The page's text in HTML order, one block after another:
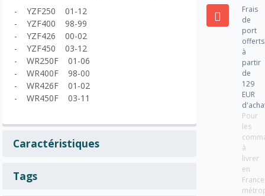
- YZF250 01-12
- YZF400 98-99
- YZF426 00-02
- YZF450 03-12
- WR250F 01-06
- WR400F 98-00
- WR426F 01-02
- WR450F 03-11
Caractéristiques
Tags
Frais
de
port
offerts
à
partir
de
129
EUR
Pour
les
à
livrer
en
France